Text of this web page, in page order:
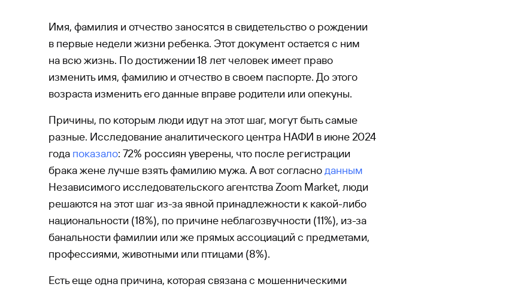
Имя, фамилия и отчество заносятся в свидетельство о рождении
в первые недели жизни ребенка. Этот документ остается с ним
на всю жизнь. По достижении 18 лет человек имеет право
изменить имя, фамилию и отчество в своем паспорте. До этого
возраста изменить его данные вправе родители или опекуны.
Причины, по которым люди идут на этот шаг, могут быть самые
разные. Исследование аналитического центра НАФИ в июне 2024
года показало: 72% россиян уверены, что после регистрации
брака жене лучше взять фамилию мужа. А вот согласно данным
Независимого исследовательского агентства Zoom Market, люди
решаются на этот шаг из-за явной принадлежности к какой-либо
национальности (18%), по причине неблагозвучности (11%), из-за
банальности фамилии или же прямых ассоциаций с предметами,
профессиями, животными или птицами (8%).
Есть еще одна причина, которая связана с мошенническими